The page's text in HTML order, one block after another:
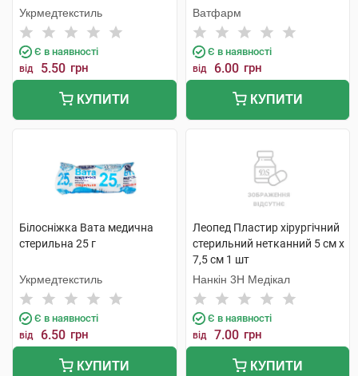
Укрмедтекстиль
Є в наявності
від 5.50 грн
КУПИТИ
Ватфарм
Є в наявності
від 6.00 грн
КУПИТИ
Білосніжка Вата медична
стерильна 25 г
Укрмедтекстиль
Є в наявності
від 6.50 грн
КУПИТИ
Леопед Пластир хірургічний
стерильний нетканний 5 см х
7,5 см 1 шт
Нанкін 3H Медікал
Є в наявності
від 7.00 грн
КУПИТИ